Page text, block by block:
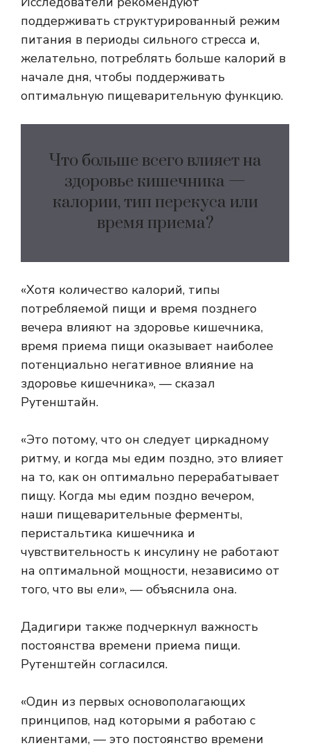
поддерживать структурированный режим
питания в периоды сильного стресса и,
желательно, потреблять больше калорий в
начале дня, чтобы поддерживать
оптимальную пищеварительную функцию.
Что больше всего влияет на
здоровье кишечника —
калории, тип перекуса или
время приема?
«Хотя количество калорий, типы
потребляемой пищи и время позднего
вечера влияют на здоровье кишечника,
время приема пищи оказывает наиболее
потенциально негативное влияние на
здоровье кишечника», — сказал
Рутенштайн.
«Это потому, что он следует циркадному
ритму, и когда мы едим поздно, это влияет
на то, как он оптимально перерабатывает
пищу. Когда мы едим поздно вечером,
наши пищеварительные ферменты,
перистальтика кишечника и
чувствительность к инсулину не работают
на оптимальной мощности, независимо от
того, что вы ели», — объяснила она.
Дадигири также подчеркнул важность
постоянства времени приема пищи.
Рутенштейн согласился.
«Один из первых основополагающих
принципов, над которыми я работаю с
клиентами, — это постоянство времени